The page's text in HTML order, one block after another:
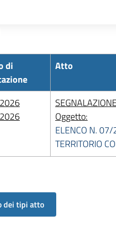
di
Atto
Oggetto:
ELENCO N. 07/
TERRITORIO